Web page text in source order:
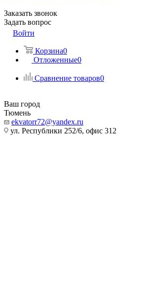
Заказать звонок
Задать вопрос
Войти
Корзина0
Отложенные0
Сравнение товаров0
Ваш город
Тюмень
ekvatorr72@yandex.ru
ул. Республики 252/6, офис 312